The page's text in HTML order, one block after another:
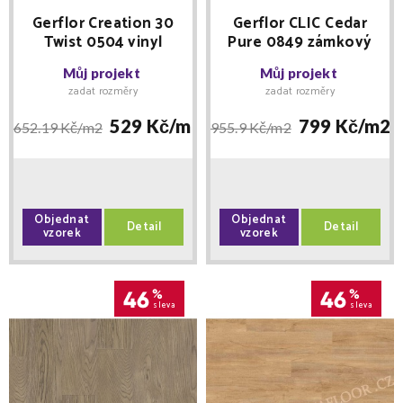
Gerflor Creation 30
Twist 0504 vinyl
lepený
Můj projekt
zadat rozměry
652.19 Kč/m2 529 Kč/m2
Objednat
vzorek Detail
Gerflor CLIC Cedar
Pure 0849 zámkový
Můj projekt
zadat rozměry
955.9 Kč/m2 799 Kč/m2
Objednat
vzorek Detail
46%
sleva 46%
sleva